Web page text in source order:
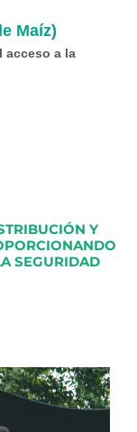
Maíz)
acceso a la
Y
SEGURIDAD